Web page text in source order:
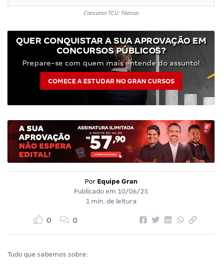
Concurso TCU: Técnico
QUER CONQUISTAR A SUA APROVAÇÃO EM
CONCURSOS PÚBLICOS?
Prepare-se com quem mais entende do assunto!
COMECE A ESTUDAR NO GRAN CURSOS
Por Equipe Gran
Publicado em 10/06/25
1 min. de leitura
0 0
Tudo que sabemos sobre: